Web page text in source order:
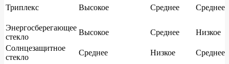
Триплекс Высокое Среднее Среднее
Энергосберегающее
стекло
Высокое Среднее
Низкое
Солнцезащитное
стекло
Среднее Низкое Среднее